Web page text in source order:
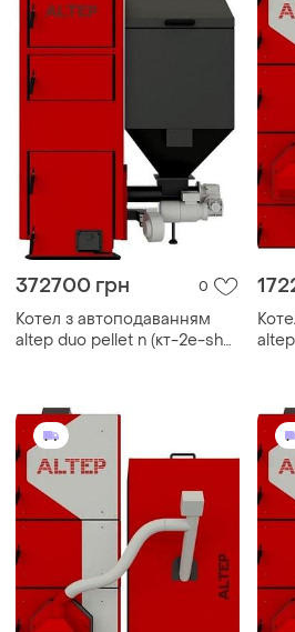
372700 грн 0
Котел з автоподаванням
altep duo pellet n (кт-2е-shn)